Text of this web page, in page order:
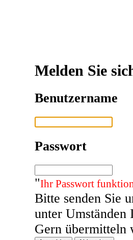
Melden Sie
Benutzername
Passwort
"Ihr Passwort
Bitte senden Sie
unter Umständen
Gern übermitteln